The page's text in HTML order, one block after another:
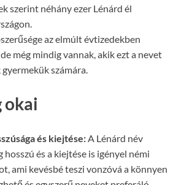
szerint néhány ezer Lénárd él
az elmúlt évtizedekben
még mindig vannak, akik ezt a nevet
számára.
okai
és kiejtése: A Lénárd név
hosszú és a kiejtése is igényel némi
ami kevésbé teszi vonzóvá a könnyen